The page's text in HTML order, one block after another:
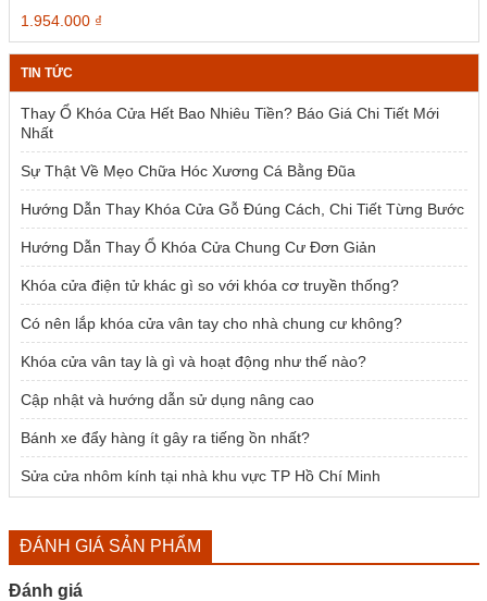
Giá
gốc
là:
2.385.000 ₫.
1.954.000 ₫Giá
hiện
tại
1.954.000 ₫.
TIN TỨC
Thay Ổ Khóa Cửa Hết Bao Nhiêu Tiền? Báo Giá Chi Tiết Mới
Nhất
Sự Thật Về Mẹo Chữa Hóc Xương Cá Bằng Đũa
Hướng Dẫn Thay Khóa Cửa Gỗ Đúng Cách, Chi Tiết Từng Bước
Hướng Dẫn Thay Ổ Khóa Cửa Chung Cư Đơn Giản
Khóa cửa điện tử khác gì so với khóa cơ truyền thống?
Có nên lắp khóa cửa vân tay cho nhà chung cư không?
Khóa cửa vân tay là gì và hoạt động như thế nào?
Cập nhật và hướng dẫn sử dụng nâng cao
Bánh xe đẩy hàng ít gây ra tiếng ồn nhất?
Sửa cửa nhôm kính tại nhà khu vực TP Hồ Chí Minh
ĐÁNH GIÁ SẢN PHẨM
Đánh giá